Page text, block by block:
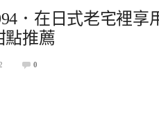
．在日式老宅裡享
點推薦
0